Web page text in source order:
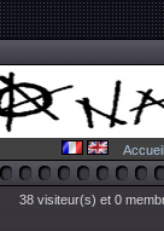
Accueil
38 visiteur(s) et 0